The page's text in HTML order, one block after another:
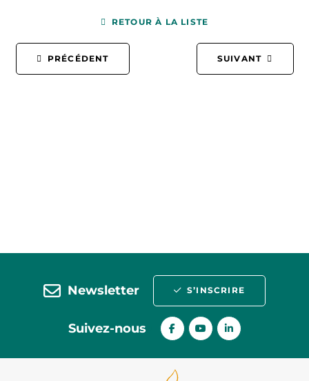
PRÉCÉDENT
RETOUR À LA LISTE
SUIVANT
Newsletter S’INSCRIRE
Suivez-nous